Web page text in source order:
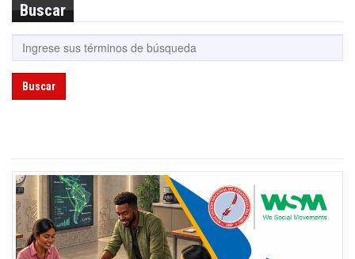
Buscar
Buscar